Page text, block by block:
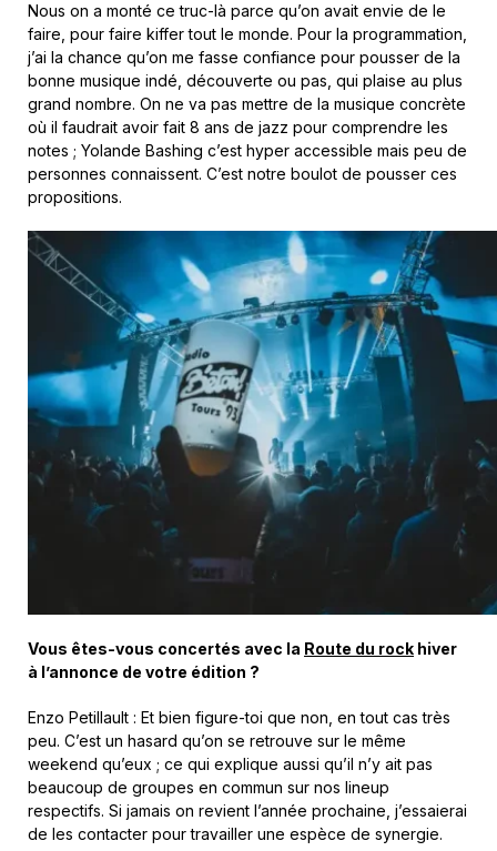
Nous on a monté ce truc-là parce qu’on avait envie de le
faire, pour faire kiffer tout le monde. Pour la programmation,
j’ai la chance qu’on me fasse confiance pour pousser de la
bonne musique indé, découverte ou pas, qui plaise au plus
grand nombre. On ne va pas mettre de la musique concrète
où il faudrait avoir fait 8 ans de jazz pour comprendre les
notes ; Yolande Bashing c’est hyper accessible mais peu de
personnes connaissent. C’est notre boulot de pousser ces
propositions.
Vous êtes-vous concertés avec la Route du rock hiver
à l’annonce de votre édition ?
Enzo Petillault : Et bien figure-toi que non, en tout cas très
peu. C’est un hasard qu’on se retrouve sur le même
weekend qu’eux ; ce qui explique aussi qu’il n’y ait pas
beaucoup de groupes en commun sur nos lineup
respectifs. Si jamais on revient l’année prochaine, j’essaierai
de les contacter pour travailler une espèce de synergie.